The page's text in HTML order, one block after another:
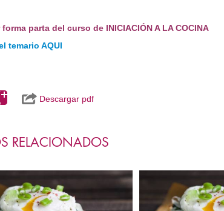
parta del curso de INICIACIÓN A LA COCINA
temario AQUI
Descargar pdf
RELACIONADOS